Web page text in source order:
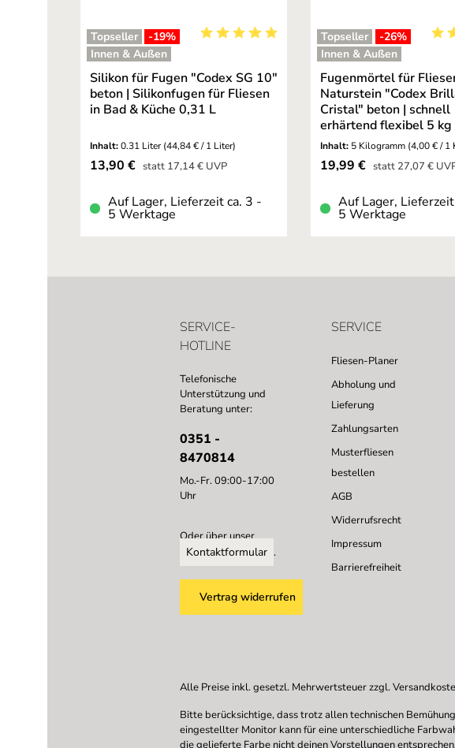
Topseller -19%
Innen & Außen
Durchschnittliche Bewertung von 5 von 5
Silikon für Fugen "Codex SG 10"
beton | Silikonfugen für Fliesen
in Bad & Küche 0,31 L
Inhalt:0.31 Liter(44,84 € / 1 Liter)
Verkaufspreis:
13,90 € statt Regulärer Preis:
17,14 €UVP
Auf Lager, Lieferzeit ca. 3 -
5 Werktage
Topseller -26%
Innen & Außen
Fugenmörtel für
Naturstein "Codex
Cristal" beton | schnell
erhärtend flexibel 5 kg
Inhalt: 5 Kilogramm (4,00 € / 1
Verkaufspreis:
19,99 € statt Regulärer
27,07 €
Auf Lager,
5 Werktage
SERVICE-
HOTLINE
Telefonische
Unterstützung und
Beratung unter:
0351 -
8470814
Mo.-Fr. 09:00-17:00
Uhr
Oder über unser
Kontaktformular .
Vertrag widerrufen
SERVICE
Fliesen-Planer
Abholung und
Lieferung
Zahlungsarten
Musterfliesen
bestellen
AGB
Widerrufsrecht
Impressum
Barrierefreiheit
Alle Preise inkl. gesetzl. Mehrwertsteuer zzgl.
Bitte berücksichtige, dass trotz allen technischen
eingestellter Monitor kann für eine unterschiedliche
die gelieferte Farbe nicht deinen Vorstellungen